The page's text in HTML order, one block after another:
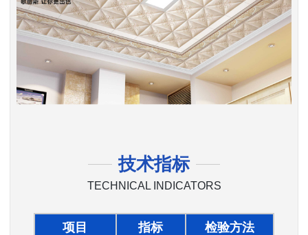
技术指标
TECHNICAL INDICATORS
项目 指标 检验方法